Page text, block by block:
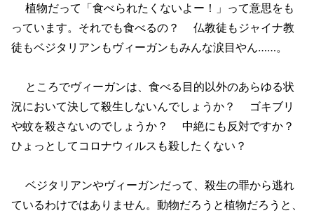
植物だって「食べられたくないよー！」って意思をも
っています。それでも食べるの？ 仏教徒もジャイナ教
徒もベジタリアンもヴィーガンもみんな涙目やん……。
ところでヴィーガンは、食べる目的以外のあらゆる状
況において決して殺生しないんでしょうか？ ゴキブリ
や蚊を殺さないのでしょうか？ 中絶にも反対ですか？
ひょっとしてコロナウィルスも殺したくない？
ベジタリアンやヴィーガンだって、殺生の罪から逃れ
ているわけではありません。動物だろうと植物だろうと、